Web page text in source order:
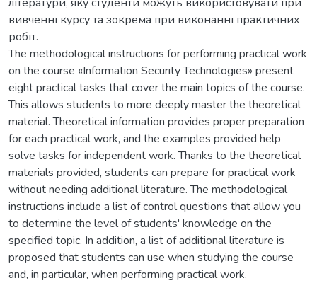
вивченні курсу та зокрема при виконанні практичних
робіт.
The methodological instructions for performing practical work
on the course «Information Security Technologies» present
eight practical tasks that cover the main topics of the course.
This allows students to more deeply master the theoretical
material. Theoretical information provides proper preparation
for each practical work, and the examples provided help
solve tasks for independent work. Thanks to the theoretical
materials provided, students can prepare for practical work
without needing additional literature. The methodological
instructions include a list of control questions that allow you
to determine the level of students' knowledge on the
specified topic. In addition, a list of additional literature is
proposed that students can use when studying the course
and, in particular, when performing practical work.